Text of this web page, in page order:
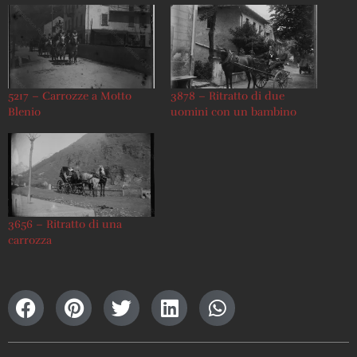
5217 – Carrozze a Motto
Blenio
3878 – Ritratto di due
uomini con un bambino
3656 – Ritratto di una
carrozza